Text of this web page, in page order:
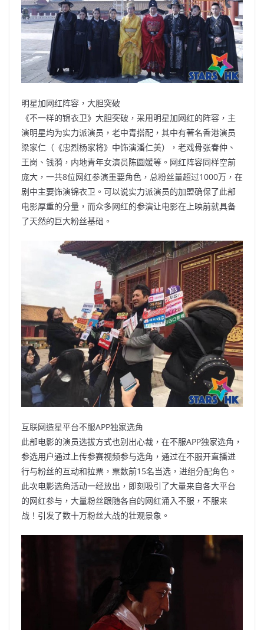
明星加网红阵容，大胆突破
《不一样的锦衣卫》大胆突破，采用明星加网红的阵容，主
演明星均为实力派演员，老中青搭配，其中有著名香港演员
梁家仁（《忠烈杨家将》中饰演潘仁美），老戏骨张春仲、
王岗、钱漪，内地青年女演员陈圆媛等。网红阵容同样空前
庞大，一共8位网红参演重要角色，总粉丝量超过1000万，在
剧中主要饰演锦衣卫。可以说实力派演员的加盟确保了此部
电影厚重的分量，而众多网红的参演让电影在上映前就具备
了天然的巨大粉丝基础。
互联网造星平台不服APP独家选角
此部电影的演员选拔方式也别出心裁，在不服APP独家选角，
参选用户通过上传参赛视频参与选角，通过在不服开直播进
行与粉丝的互动和拉票，票数前15名当选，进组分配角色。
此次电影选角活动一经放出，即刻吸引了大量来自各大平台
的网红参与，大量粉丝跟随各自的网红涌入不服，不服来
战！引发了数十万粉丝大战的壮观景象。